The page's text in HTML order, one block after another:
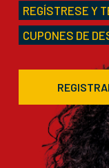
REGÍSTRESE Y
CUPONES DE